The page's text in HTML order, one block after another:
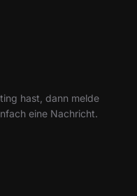
hast, dann melde
eine Nachricht.